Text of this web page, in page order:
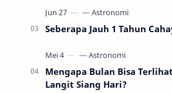
Seberapa Jauh 1 Tahun
Mengapa Bulan Bisa
Langit Siang Hari?